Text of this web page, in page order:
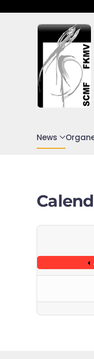
Accéder au
News